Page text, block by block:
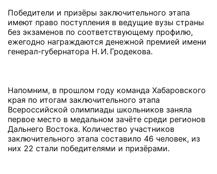
Победители и призёры заключительного этапа
имеют право поступления в ведущие вузы страны
без экзаменов по соответствующему профилю,
ежегодно награждаются денежной премией имени
генерал-губернатора Н. И. Гродекова.
Напомним, в прошлом году команда Хабаровского
края по итогам заключительного этапа
Всероссийской олимпиады школьников заняла
первое место в медальном зачёте среди регионов
Дальнего Востока. Количество участников
заключительного этапа составило 46 человек, из
них 22 стали победителями и призёрами.